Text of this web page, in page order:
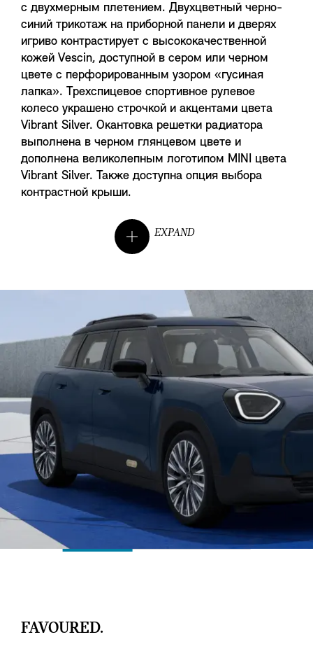
с двухмерным плетением. Двухцветный черно-
синий трикотаж на приборной панели и дверях
игриво контрастирует с высококачественной
кожей Vescin, доступной в сером или черном
цвете с перфорированным узором «гусиная
лапка». Трехспицевое спортивное рулевое
колесо украшено строчкой и акцентами цвета
Vibrant Silver. Окантовка решетки радиатора
выполнена в черном глянцевом цвете и
дополнена великолепным логотипом MINI цвета
Vibrant Silver. Также доступна опция выбора
контрастной крыши.
EXPAND
FAVOURED.